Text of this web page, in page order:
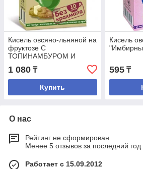
Кисель овсяно-льняной на
фруктозе С
ТОПИНАМБУРОМ И
СВЕКЛОЙ 150 г (Компас
здоровья)
1 080 ₸
Купить
Кисель
595₸
О нас
Рейтинг не сформирован
Менее 5 отзывов за последний год
Работает с 15.09.2012